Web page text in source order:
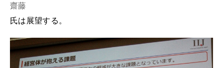
齋藤
氏は展望する。